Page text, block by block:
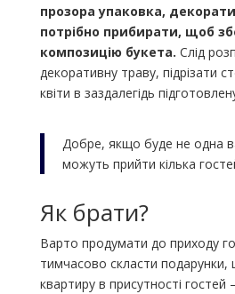
прозора упаковка,
потрібно прибирати, щоб
композицію букета. Слід
декоративну траву, підрізати
квіти в заздалегідь
Добре, якщо буде не одна
можуть прийти кілька
Як брати?
Варто продумати до приходу
тимчасово скласти
квартиру в присутності гостей